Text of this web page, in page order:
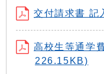
交付請求書 記
高校生等通学
226.15KB)